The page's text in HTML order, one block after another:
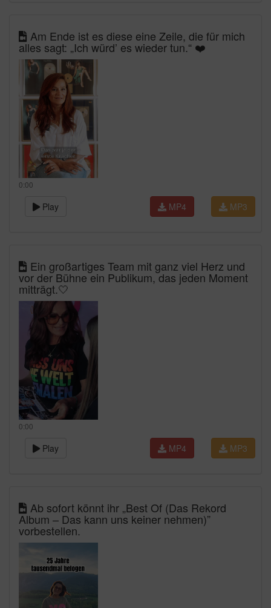
Am Ende ist es diese eine Zeile, die für mich
alles sagt: „Ich würd’ es wieder tun.“ ❤️
0:00
Play MP3
MP4
Ein großartiges Team mit ganz viel Herz und
vor der Bühne ein Publikum, das jeden Moment
mitträgt.🤍
0:00
Play MP3
MP4
Ab sofort könnt ihr „Best Of (Das Rekord
Album – Das kann uns keiner nehmen)”
vorbestellen.